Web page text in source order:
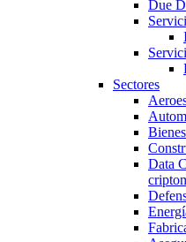
Due
Sectores
Data